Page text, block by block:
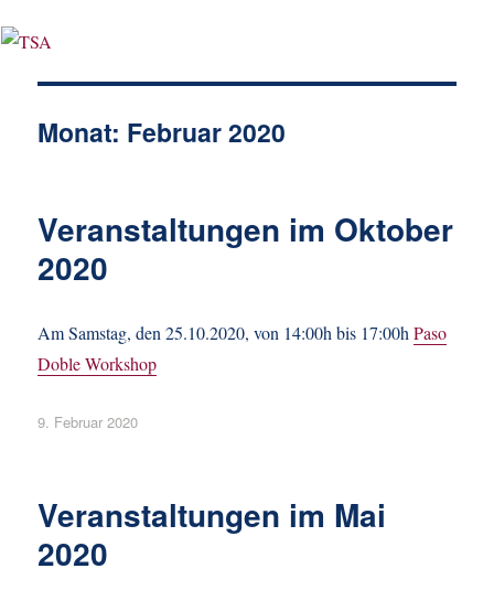
Monat: Februar 2020
Veranstaltungen im Oktober
2020
Am Samstag, den 25.10.2020, von 14:00h bis 17:00hPaso
Doble Workshop
Veröffentlicht
9. Februar 2020
Veranstaltungen im Mai
2020